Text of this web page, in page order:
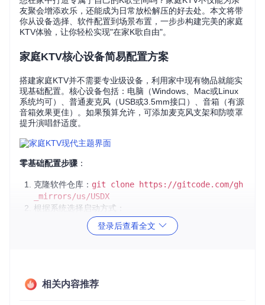
友聚会增添欢乐，还能成为日常放松解压的好去处。本文将带
你从设备选择、软件配置到场景布置，一步步构建完美的家庭
KTV体验，让你轻松实现"在家K歌自由"。
家庭KTV核心设备简易配置方案
搭建家庭KTV并不需要专业级设备，利用家中现有物品就能实
现基础配置。核心设备包括：电脑（Windows、Mac或Linux
系统均可）、普通麦克风（USB或3.5mm接口）、音箱（有源
音箱效果更佳）。如果预算允许，可添加麦克风支架和防喷罩
提升演唱舒适度。
零基础配置步骤 ：
克隆软件仓库： git clone https://gitcode.com/gh
_mirrors/us/USDX
根据系统选择启动方式：
Windows用户：直接运行安装程序
Linux用户：执行dists/linux/launch.sh脚本
小型客厅派对场景
登录后查看全文
相关内容推荐